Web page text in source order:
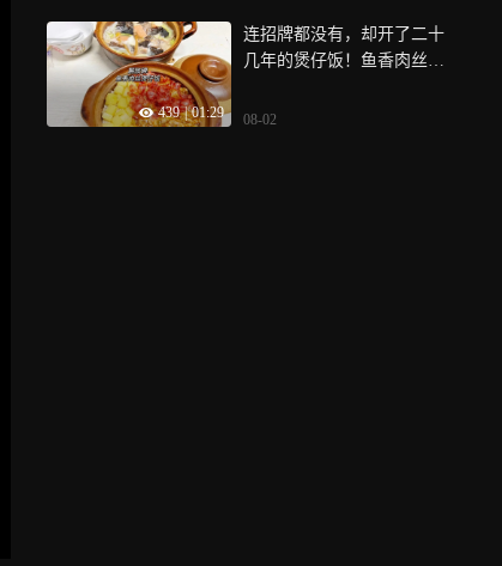
439 | 01:29
连招牌都没有，却开了二十
几年的煲仔饭！鱼香肉丝拼
08-02